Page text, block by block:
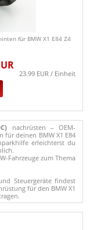
für BMW X1 E84 Z4
23.99 EUR / Einheit
nachrüsten – OEM-
für deinen BMW X1 E84
erleichterst du
Fahrzeuge zum Thema
Steuergeräte findest
für den BMW X1